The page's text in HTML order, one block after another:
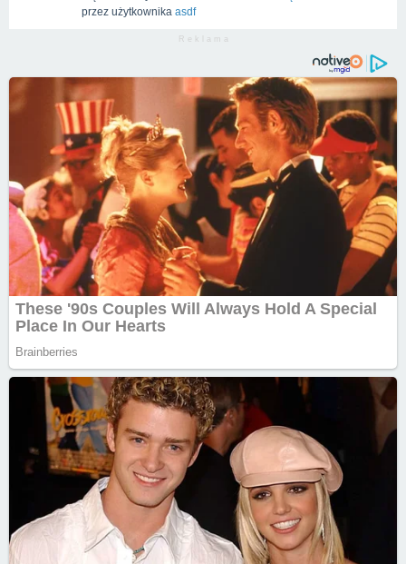
przez użytkownika asdf
R e k l a m a